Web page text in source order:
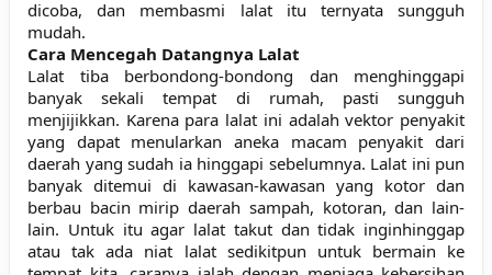
dicoba, dan membasmi lalat itu ternyata sungguh
mudah.
Cara Mencegah Datangnya Lalat
Lalat tiba berbondong-bondong dan menghinggapi
banyak sekali tempat di rumah, pasti sungguh
menjijikkan. Karena para lalat ini adalah vektor penyakit
yang dapat menularkan aneka macam penyakit dari
daerah yang sudah ia hinggapi sebelumnya. Lalat ini pun
banyak ditemui di kawasan-kawasan yang kotor dan
berbau bacin mirip daerah sampah, kotoran, dan lain-
lain. Untuk itu agar lalat takut dan tidak inginhinggap
atau tak ada niat lalat sedikitpun untuk bermain ke